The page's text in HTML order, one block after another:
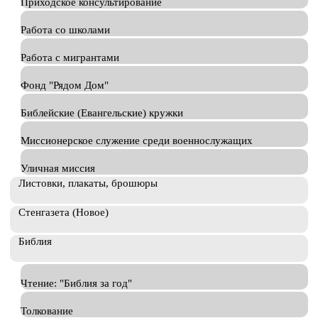
Приходское консультирование
Работа со школами
Работа с мигрантами
Фонд "Рядом Дом"
Библейские (Евангельские) кружки
Миссионерское служение среди военнослужащих
Уличная миссия
Листовки, плакаты, брошюры
Стенгазета (Новое)
Библия
Чтение: "Библия за год"
Толкование